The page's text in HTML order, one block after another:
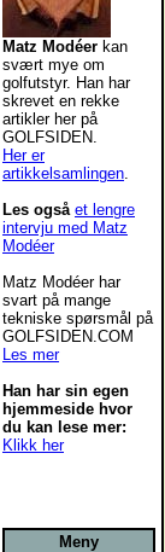
Matz Modéer kan
svært mye om
golfutstyr. Han har
skrevet en rekke
artikler her på
GOLFSIDEN.
Her er
artikkelsamlingen.
Les også et lengre
intervju med Matz
Modéer
Matz Modéer har
svart på mange
tekniske spørsmål på
GOLFSIDEN.COM
Les mer
Han har sin egen
hjemmeside hvor
du kan lese mer:
Klikk her
Meny